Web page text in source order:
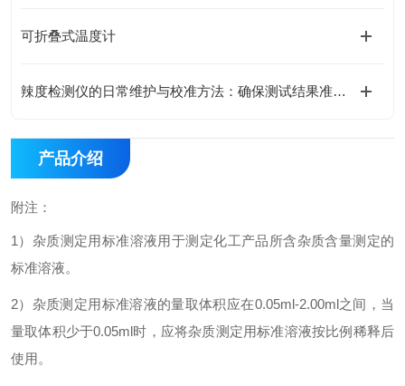
可折叠式温度计
辣度检测仪的日常维护与校准方法：确保测试结果准确性的关键技巧
产品介绍
附注：
1 ）杂质测定用标准溶液用于测定化工产品所含杂质含量测定的
标准溶液。
2）杂质测定用标准溶液的量取体积应在0.05ml-2.00ml之间，当
量取体积少于0.05ml时，应将杂质测定用标准溶液按比例稀释后
使用。